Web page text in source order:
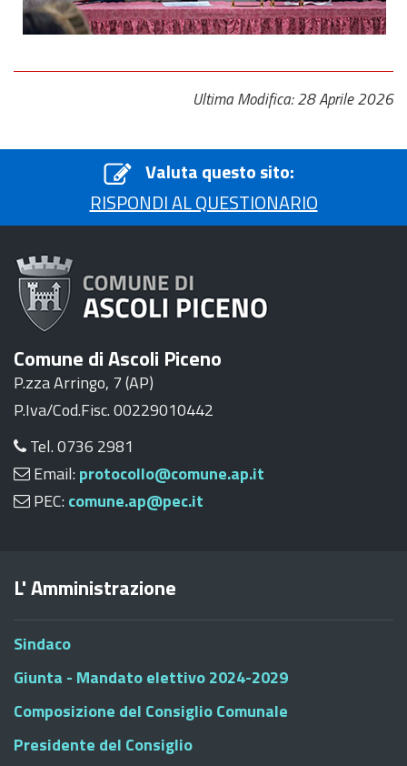
Ultima Modifica: 28 Aprile 2026
Valuta questo sito:
RISPONDI AL QUESTIONARIO
Comune di Ascoli Piceno
P.zza Arringo, 7 (AP)
P.Iva/Cod.Fisc. 00229010442
Tel. 0736 2981
Email: protocollo@comune.ap.it
PEC: comune.ap@pec.it
L' Amministrazione
Sindaco
Giunta - Mandato elettivo 2024-2029
Composizione del Consiglio Comunale
Presidente del Consiglio